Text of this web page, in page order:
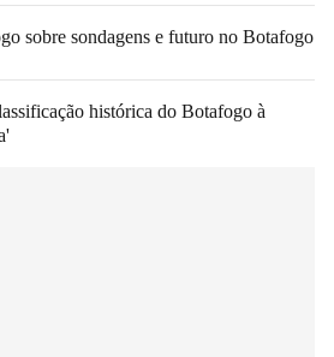
sobre sondagens e futuro no Botafogo
histórica do Botafogo à